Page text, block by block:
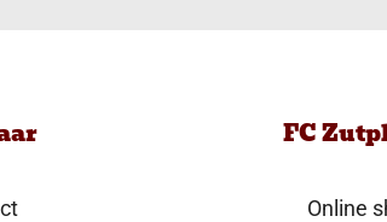
FC
Online